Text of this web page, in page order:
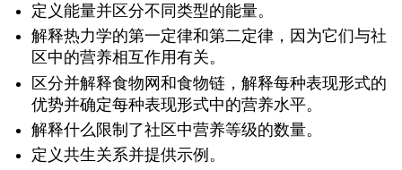
定义能量并区分不同类型的能量。
解释热力学的第一定律和第二定律，因为它们与社
区中的营养相互作用有关。
区分并解释食物网和食物链，解释每种表现形式的
优势并确定每种表现形式中的营养水平。
解释什么限制了社区中营养等级的数量。
定义共生关系并提供示例。